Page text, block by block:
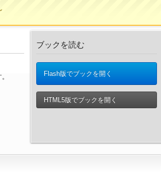
ブックを読む
Flash版でブックを開く
HTML5版でブックを開く